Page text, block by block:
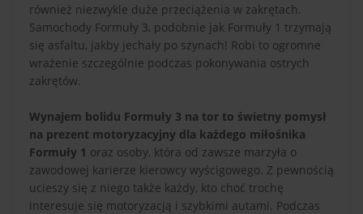
również niezwykle duże przeciążenia w zakrętach.
Samochody Formuły 3, podobnie jak Formuły 1 trzymają
się asfaltu, jakby jechały po szynach! Robi to ogromne
wrażenie szczególnie podczas pokonywania ostrych
zakrętów.
Wynajem bolidu Formuły 3 na tor to świetny pomysł
na prezent motoryzacyjny dla każdego miłośnika
Formuły 1 oraz osoby, która od zawsze marzyła o
zawodowej karierze kierowcy wyścigowego. Z pewnością
ucieszy się z niego także każdy, kto choć trochę
interesuje się motoryzacją i szybkimi autami. Podczas